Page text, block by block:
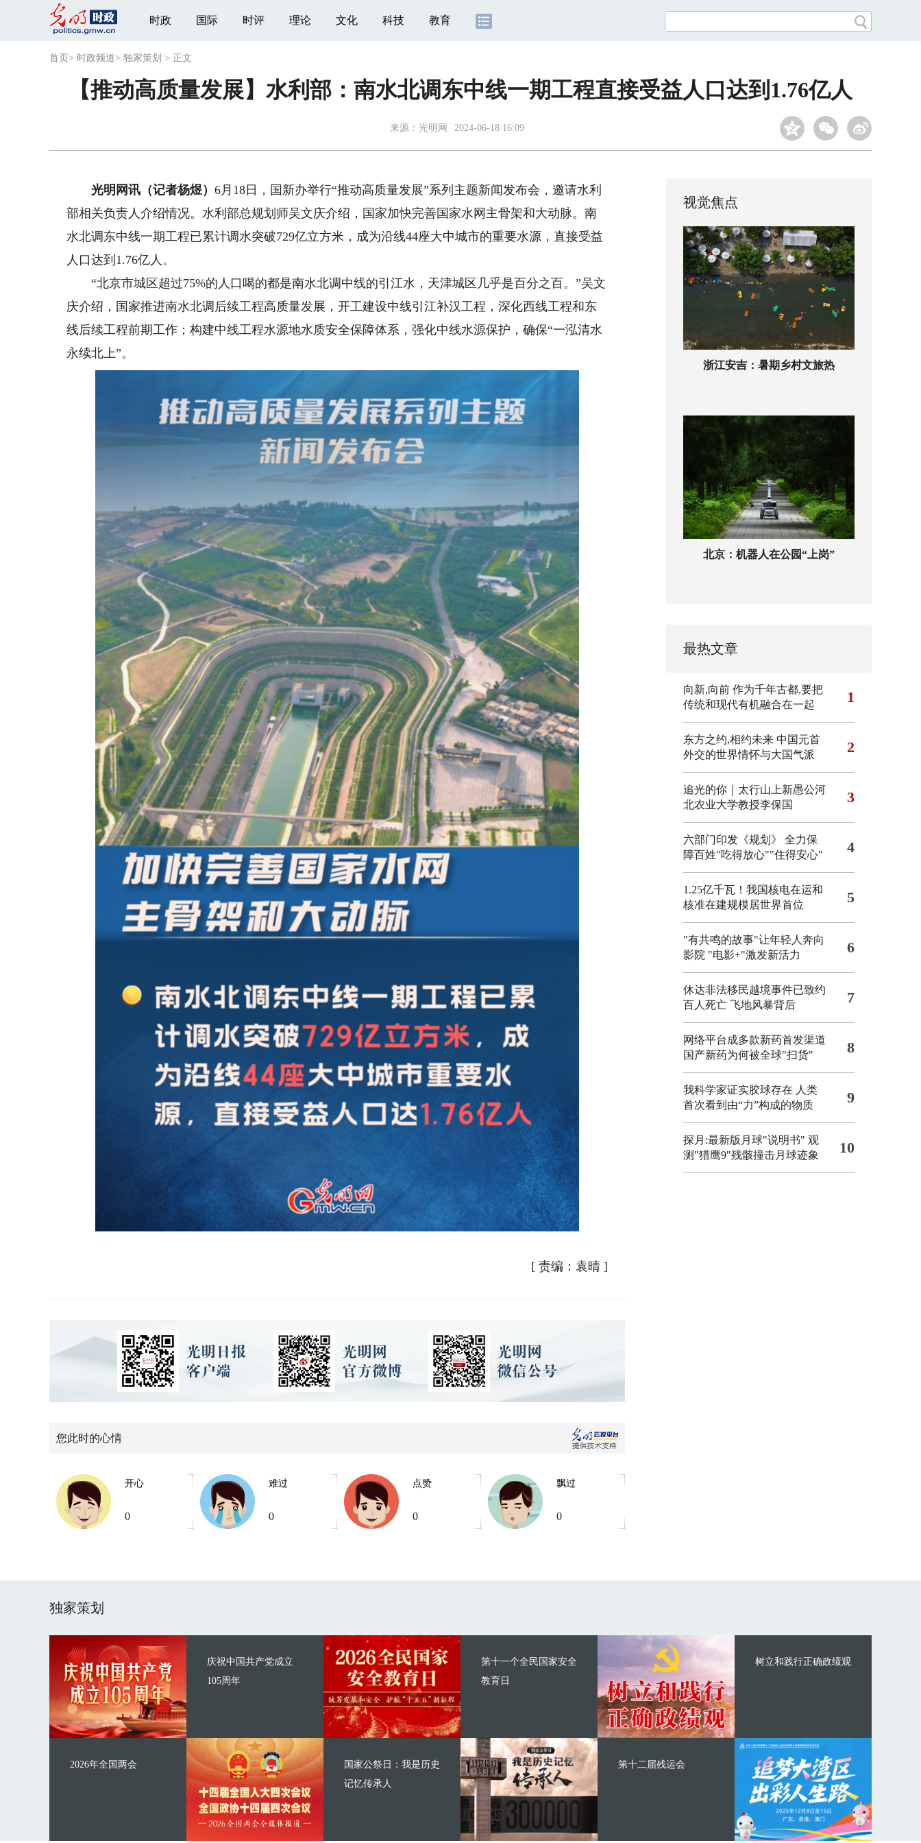
时政 国际 时评 理论 文化 科技 教育
首页 > 时政频道> 独家策划 > 正文
【推动高质量发展】水利部：南水北调东中线一期工程直接受益人口达到1.76亿人
来源： 光明网 2024-06-18 16:09
光明网讯（记者杨煜）6月18日，国新办举行“推动高质量发展”系列主题新闻发布会，邀请水利
部相关负责人介绍情况。水利部总规划师吴文庆介绍，国家加快完善国家水网主骨架和大动脉。南
水北调东中线一期工程已累计调水突破729亿立方米，成为沿线44座大中城市的重要水源，直接受益
人口达到1.76亿人。
“北京市城区超过75%的人口喝的都是南水北调中线的引江水，天津城区几乎是百分之百。”吴文
庆介绍，国家推进南水北调后续工程高质量发展，开工建设中线引江补汉工程，深化西线工程和东
线后续工程前期工作；构建中线工程水源地水质安全保障体系，强化中线水源保护，确保“一泓清水
永续北上”。
[ 责编：袁晴]
您此时的心情
开心
0
难过
0
点赞
0
飘过
0
视觉焦点
浙江安吉：暑期乡村文旅热
北京：机器人在公园“上岗”
最热文章
向新,向前 作为千年古都,要把
传统和现代有机融合在一起
1
东方之约,相约未来 中国元首
外交的世界情怀与大国气派
2
追光的你｜太行山上新愚公河
北农业大学教授李保国
3
六部门印发《规划》 全力保
障百姓"吃得放心""住得安心"
4
1.25亿千瓦！我国核电在运和
核准在建规模居世界首位
5
"有共鸣的故事"让年轻人奔向
影院 "电影+"激发新活力 6
休达非法移民越境事件已致约
百人死亡 飞地风暴背后 7
网络平台成多款新药首发渠道
国产新药为何被全球"扫货"
8
我科学家证实胶球存在 人类
首次看到由“力”构成的物质
9
探月:最新版月球"说明书" 观
测"猎鹰9"残骸撞击月球迹象
10
独家策划
庆祝中国共产党成立
105周年
2026年全国两会
第十一个全民国家安全
教育日
国家公祭日：我是历史
记忆传承人
树立和践行正确政绩观
第十二届残运会